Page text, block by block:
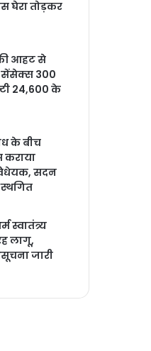
घेरा तोड़कर
आहट से
सेंसेक्स 300
24,600 के
के बीच
कराया
सदन
स्वातंत्र्य
लागू,
जारी